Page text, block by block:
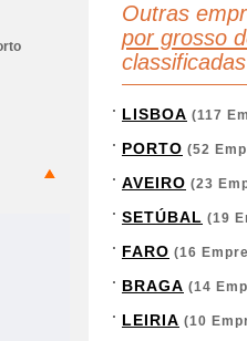
Outras
por grosso
LISBOA (117
PORTO (52
AVEIRO (23
SETÚBAL (19
FARO (16
BRAGA (14
LEIRIA (10